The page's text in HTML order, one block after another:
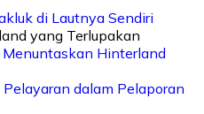
di Lautnya Sendiri
Menuntaskan Hinterland
dalam Pelaporan